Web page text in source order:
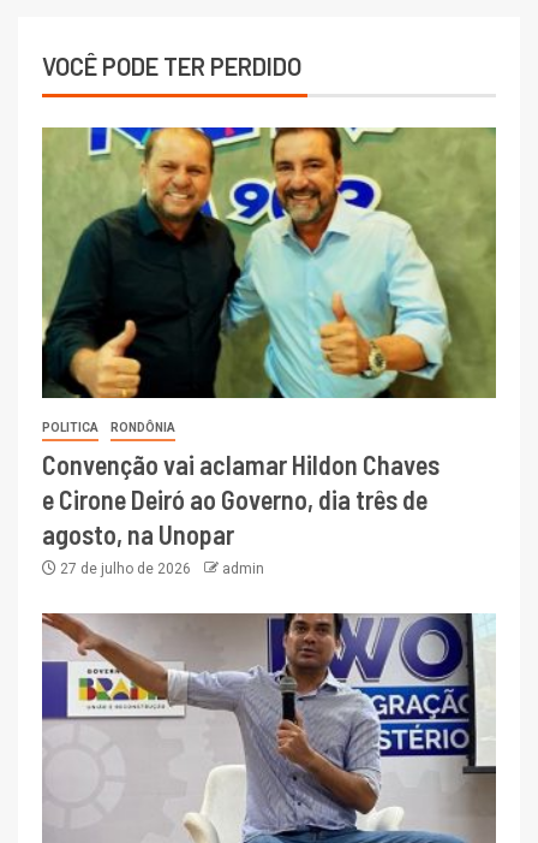
VOCÊ PODE TER PERDIDO
POLITICA RONDÔNIA
Convenção vai aclamar Hildon Chaves
e Cirone Deiró ao Governo, dia três de
agosto, na Unopar
27 de julho de 2026 admin